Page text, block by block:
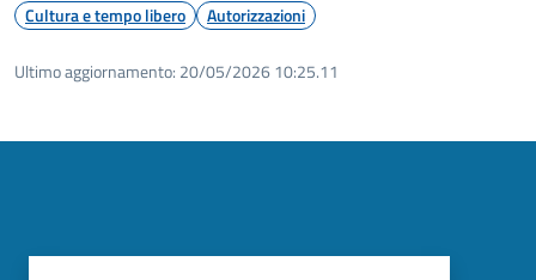
Cultura e tempo libero Autorizzazioni
Ultimo aggiornamento: 20/05/2026 10:25.11